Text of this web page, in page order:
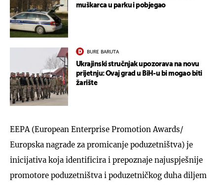
muškarca u parku i pobjegao
BURE BARUTA
Ukrajinski stručnjak upozorava na novu
prijetnju: Ovaj grad u BiH-u bi mogao biti
žarište
EEPA (European Enterprise Promotion Awards/
Europska nagrade za promicanje poduzetništva) je
inicijativa koja identificira i prepoznaje najuspješnije
promotore poduzetništva i poduzetničkog duha diljem